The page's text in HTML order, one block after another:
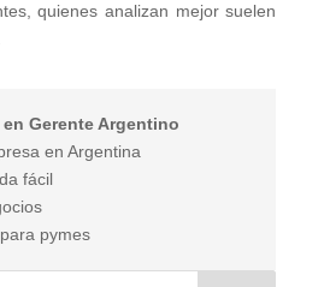
quienes analizan mejor suelen
Gerente Argentino
en Argentina
fácil
pymes